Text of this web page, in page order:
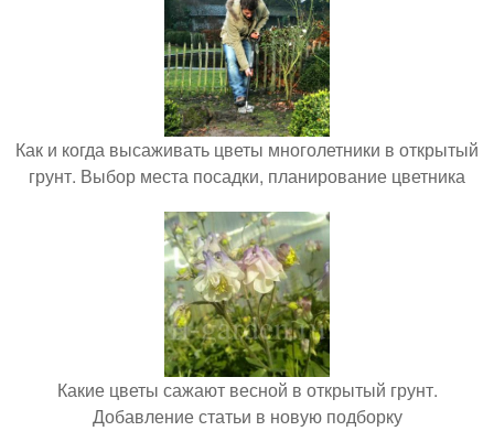
Как и когда высаживать цветы многолетники в открытый
грунт. Выбор места посадки, планирование цветника
Какие цветы сажают весной в открытый грунт.
Добавление статьи в новую подборку